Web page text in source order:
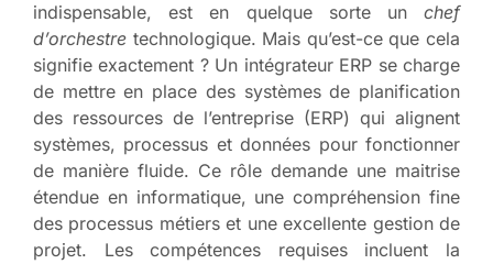
indispensable, est en quelque sorte un chef
d’orchestre technologique. Mais qu’est-ce que cela
signifie exactement ? Un intégrateur ERP se charge
de mettre en place des systèmes de planification
des ressources de l’entreprise (ERP) qui alignent
systèmes, processus et données pour fonctionner
de manière fluide. Ce rôle demande une maitrise
étendue en informatique, une compréhension fine
des processus métiers et une excellente gestion de
projet. Les compétences requises incluent la